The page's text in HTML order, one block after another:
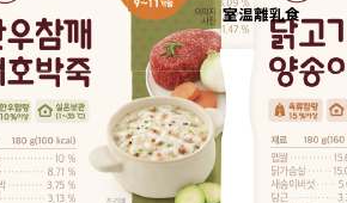
室温離乳食